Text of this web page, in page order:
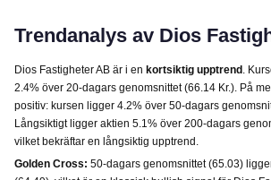
Trendanalys av Dios
Dios Fastigheter AB är i en kortsiktig upptrend .
2.4% över 20-dagars genomsnittet (66.14 Kr.). På
positiv: kursen ligger 4.2% över 50-dagars
Långsiktigt ligger aktien 5.1% över 200-dagars
vilket bekräftar en långsiktig upptrend.
Golden Cross: 50-dagars genomsnittet (65.03)